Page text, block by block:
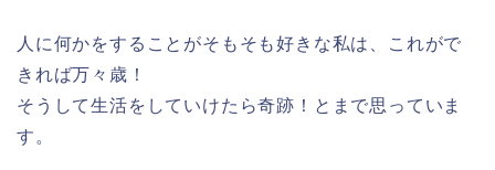
人に何かをすることがそもそも好きな私は、これがで
きれば万々歳！
そうして生活をしていけたら奇跡！とまで思っていま
す。